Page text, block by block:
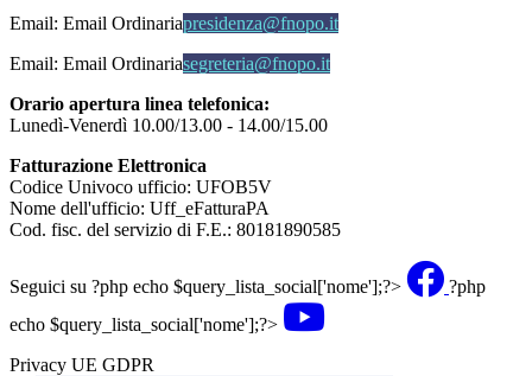
Email: Email Ordinariapresidenza@fnopo.it
Email: Email Ordinariasegreteria@fnopo.it
Orario apertura linea telefonica:
Lunedì-Venerdì 10.00/13.00 - 14.00/15.00
Fatturazione Elettronica
Codice Univoco ufficio: UFOB5V
Nome dell'ufficio: Uff_eFatturaPA
Cod. fisc. del servizio di F.E.: 80181890585
Seguici su ?php echo $query_lista_social['nome'];?>
?php
echo $query_lista_social['nome'];?>
Privacy UE GDPR